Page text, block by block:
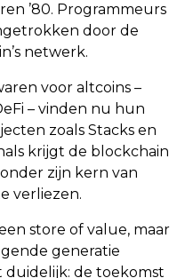
’80. Programmeurs
door de
netwerk.
voor altcoins –
– vinden nu hun
zoals Stacks en
krijgt de blockchain
zijn kern van
verliezen.
store of value, maar
generatie
duidelijk: de toekomst